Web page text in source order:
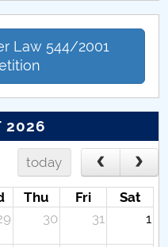
Law 544/2001
2026
today
Thu Fri
Sat
30 31 1